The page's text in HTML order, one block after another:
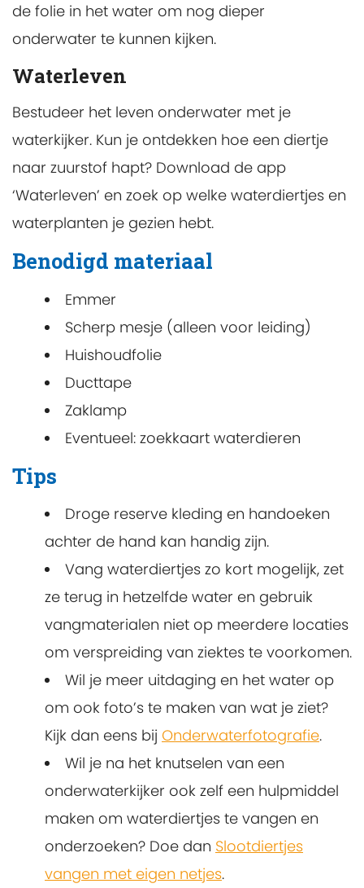
de folie in het water om nog dieper
onderwater te kunnen kijken.
Waterleven
Bestudeer het leven onderwater met je
waterkijker. Kun je ontdekken hoe een diertje
naar zuurstof hapt? Download de app
‘Waterleven’ en zoek op welke waterdiertjes en
waterplanten je gezien hebt.
Benodigd materiaal
Emmer
Scherp mesje (alleen voor leiding)
Huishoudfolie
Ducttape
Zaklamp
Eventueel: zoekkaart waterdieren
Tips
Droge reserve kleding en handoeken
achter de hand kan handig zijn.
Vang waterdiertjes zo kort mogelijk, zet
ze terug in hetzelfde water en gebruik
vangmaterialen niet op meerdere locaties
om verspreiding van ziektes te voorkomen.
Wil je meer uitdaging en het water op
om ook foto’s te maken van wat je ziet?
Kijk dan eens bij Onderwaterfotografie.
Wil je na het knutselen van een
onderwaterkijker ook zelf een hulpmiddel
maken om waterdiertjes te vangen en
onderzoeken? Doe dan Slootdiertjes
vangen met eigen netjes.